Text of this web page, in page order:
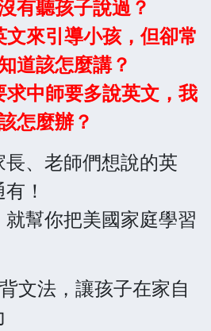
有聽孩子說過？
來引導小孩，但卻常
道該怎麼講？
中師要多說英文，我
怎麼辦？
、老師們想說的英
！
幫你把美國家庭學習
文法，讓孩子在家自